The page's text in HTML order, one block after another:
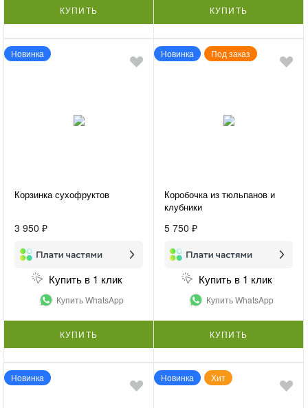
КУПИТЬ КУПИТЬ
Новинка
Корзинка сухофруктов
3 950 ₽
Купить в 1 клик
Купить WhatsApp
КУПИТЬ
Новинка Под заказ
Коробочка из тюльпанов и
клубники
5 750 ₽
Купить в 1 клик
Купить WhatsApp
КУПИТЬ
Новинка Новинка Хит